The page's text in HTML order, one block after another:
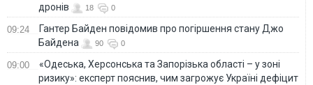
дронів
18 0
09:24
Гантер Байден повідомив про погіршення стану Джо
Байдена
90 0
09:00
«Одеська, Херсонська та Запорізька області – у зоні
ризику»: експерт пояснив, чим загрожує Україні дефіцит